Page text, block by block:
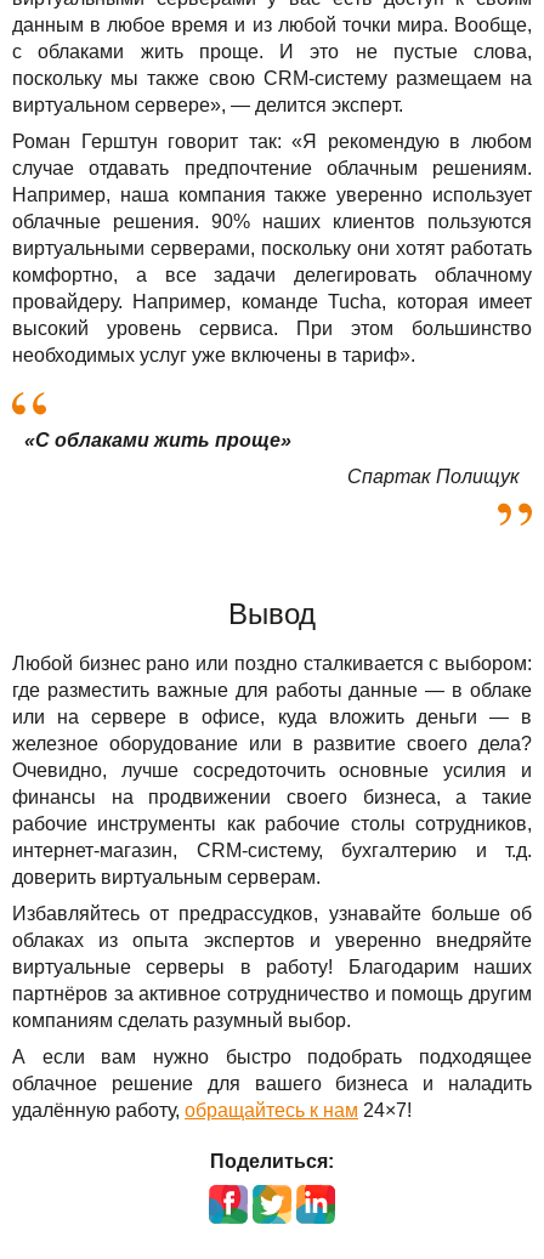
данным в любое время и из любой точки мира. Вообще,
с облаками жить проще. И это не пустые слова,
поскольку мы также свою CRM-систему размещаем на
виртуальном сервере», — делится эксперт.
Роман Герштун говорит так: «Я рекомендую в любом
случае отдавать предпочтение облачным решениям.
Например, наша компания также уверенно использует
облачные решения. 90% наших клиентов пользуются
виртуальными серверами, поскольку они хотят работать
комфортно, а все задачи делегировать облачному
провайдеру. Например, команде Tucha, которая имеет
высокий уровень сервиса. При этом большинство
необходимых услуг уже включены в тариф».
«С облаками жить проще»
Спартак Полищук
Вывод
Любой бизнес рано или поздно сталкивается с выбором:
где разместить важные для работы данные — в облаке
или на сервере в офисе, куда вложить деньги — в
железное оборудование или в развитие своего дела?
Очевидно, лучше сосредоточить основные усилия и
финансы на продвижении своего бизнеса, а такие
рабочие инструменты как рабочие столы сотрудников,
интернет-магазин, CRM-систему, бухгалтерию и т.д.
доверить виртуальным серверам.
Избавляйтесь от предрассудков, узнавайте больше об
облаках из опыта экспертов и уверенно внедряйте
виртуальные серверы в работу! Благодарим наших
партнёров за активное сотрудничество и помощь другим
компаниям сделать разумный выбор.
А если вам нужно быстро подобрать подходящее
облачное решение для вашего бизнеса и наладить
удалённую работу, обращайтесь к нам 24×7!
Поделиться: